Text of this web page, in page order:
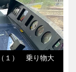
１） 乗り物大